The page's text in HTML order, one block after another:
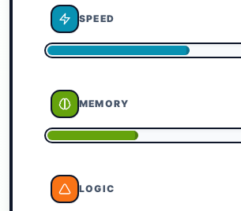
SPEED
MEMORY
LOGIC